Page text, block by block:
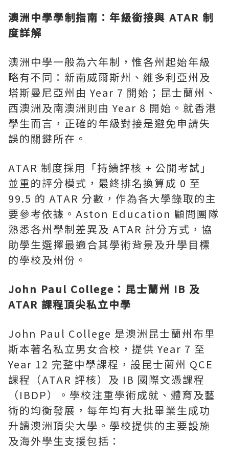
澳洲中學學制指南：年級銜接與 ATAR 制
度詳解
澳洲中學一般為六年制，惟各州起始年級
略有不同：新南威爾斯州、維多利亞州及
塔斯曼尼亞州由 Year 7 開始；昆士蘭州、
西澳洲及南澳洲則由 Year 8 開始。就香港
學生而言，正確的年級對接是避免申請失
誤的關鍵所在。
ATAR 制度採用「持續評核 + 公開考試」
並重的評分模式，最終排名換算成 0 至
99.5 的 ATAR 分數，作為各大學錄取的主
要參考依據。Aston Education 顧問團隊
熟悉各州學制差異及 ATAR 計分方式，協
助學生選擇最適合其學術背景及升學目標
的學校及州份。
John Paul College：昆士蘭州 IB 及
ATAR 課程頂尖私立中學
John Paul College 是澳洲昆士蘭州布里
斯本著名私立男女合校，提供 Year 7 至
Year 12 完整中學課程，設昆士蘭州 QCE
課程（ATAR 評核）及 IB 國際文憑課程
（IBDP）。學校注重學術成就、體育及藝
術的均衡發展，每年均有大批畢業生成功
升讀澳洲頂尖大學。學校提供的主要設施
及海外學生支援包括：